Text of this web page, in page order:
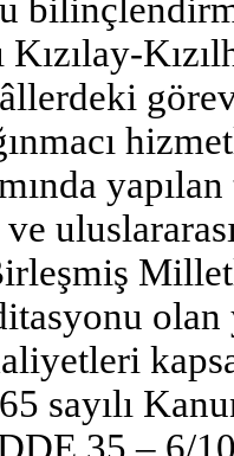
Kızılay-
sayılı